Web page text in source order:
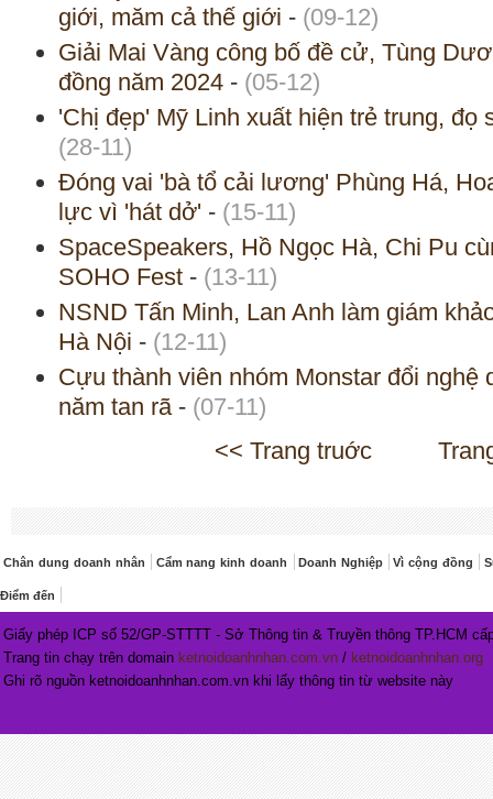
giới, măm cả thế giới - (09-12)
Giải Mai Vàng công bố đề cử, Tùng
đồng năm 2024 - (05-12)
'Chị đẹp' Mỹ Linh xuất hiện trẻ trung, đọ
(28-11)
Đóng vai 'bà tổ cải lương' Phùng Há,
lực vì 'hát dở' - (15-11)
SpaceSpeakers, Hồ Ngọc Hà, Chi Pu
SOHO Fest - (13-11)
NSND Tấn Minh, Lan Anh làm giám
Hà Nội - (12-11)
Cựu thành viên nhóm Monstar đổi nghệ
năm tan rã - (07-11)
<< Trang truớc
Chân dung doanh nhân Cẩm nang kinh doanh Doanh Nghiệp Vì cộng đồng
Điểm đến
Giấy phép ICP số 52/GP-STTTT - Sở Thông tin & Truyền thông TP.HCM
Trang tin chạy trên domain ketnoidoanhnhan.com.vn / ketnoidoanhnhan.org
Ghi rõ nguồn ketnoidoanhnhan.com.vn khi lấy thông tin từ website này